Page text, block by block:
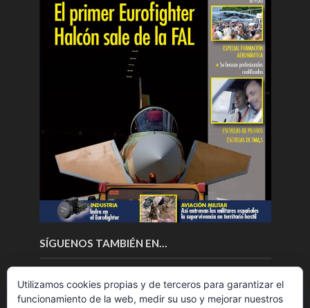
SÍGUENOS TAMBIÉN EN…
Utilizamos cookies propias y de terceros para garantizar el
funcionamiento de la web, medir su uso y mejorar nuestros